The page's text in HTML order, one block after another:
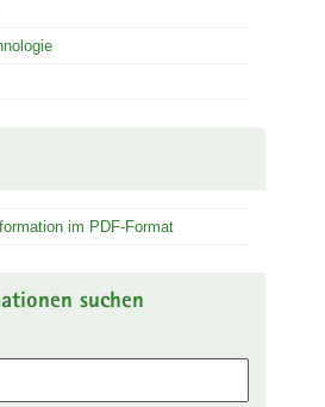
im PDF-Format
suchen